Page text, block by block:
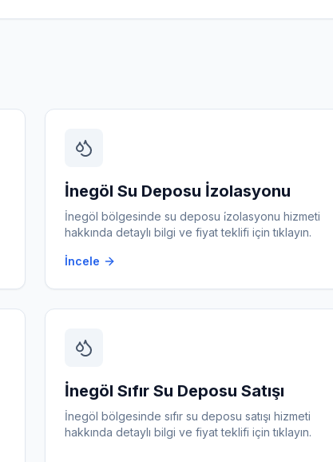
İnegöl Su Deposu İzolasyonu
İnegöl bölgesindesu deposu i̇zolasyonu hizmeti
hakkında detaylı bilgi ve fiyat teklifi için tıklayın.
İncele
İnegöl Sıfır Su Deposu Satışı
İnegöl bölgesindesıfır su deposu satışı hizmeti
hakkında detaylı bilgi ve fiyat teklifi için tıklayın.